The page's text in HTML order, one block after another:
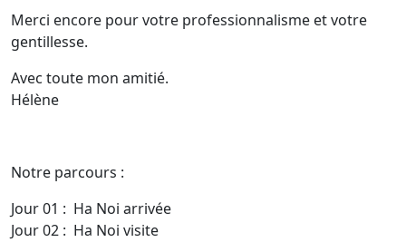
Merci encore pour votre professionnalisme et votre
gentillesse.
Avec toute mon amitié.
Hélène
Notre parcours :
Jour 01 : Ha Noi arrivée
Jour 02 : Ha Noi visite